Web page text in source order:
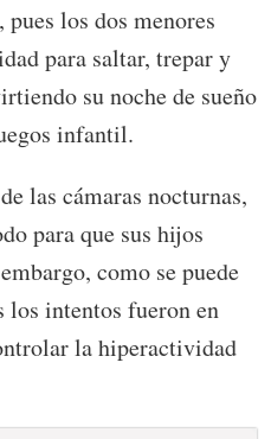
los dos menores
para saltar, trepar y
su noche de sueño
infantil.
las cámaras nocturnas,
para que sus hijos
como se puede
los intentos fueron en
la hiperactividad